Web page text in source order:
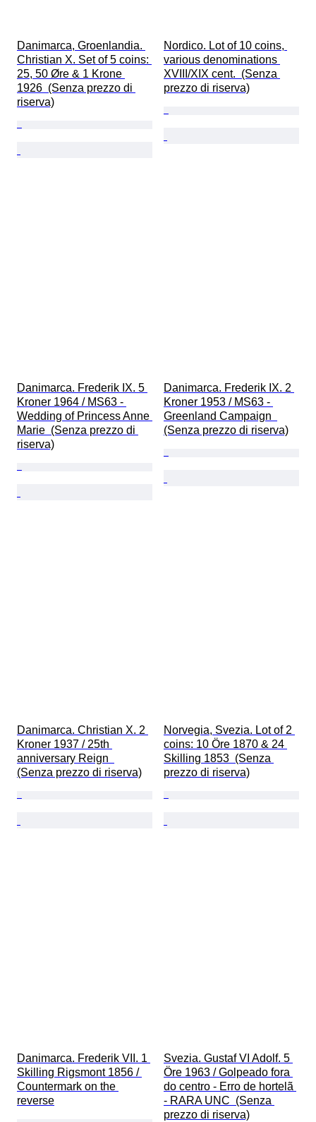
Danimarca, Groenlandia.
Christian X. Set of 5 coins:
25, 50 Øre & 1 Krone
1926  (Senza prezzo di
riserva)
Nordico. Lot of 10 coins,
various denominations
XVIII/XIX cent.  (Senza
prezzo di riserva)
Danimarca. Frederik IX. 5
Kroner 1964 / MS63 -
Wedding of Princess Anne
Marie  (Senza prezzo di
riserva)
Danimarca. Frederik IX. 2
Kroner 1953 / MS63 -
Greenland Campaign
(Senza prezzo di riserva)
Danimarca. Christian X. 2
Kroner 1937 / 25th
anniversary Reign
(Senza prezzo di riserva)
Norvegia, Svezia. Lot of 2
coins: 10 Öre 1870 & 24
Skilling 1853  (Senza
prezzo di riserva)
Danimarca. Frederik VII. 1
Skilling Rigsmont 1856 /
Countermark on the
reverse
Svezia. Gustaf VI Adolf. 5
Öre 1963 / Golpeado fora
do centro - Erro de hortelã
- RARA UNC  (Senza
prezzo di riserva)